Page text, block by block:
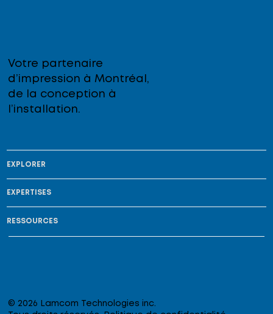
© 2026 Lamcom Technologies inc.
EXPLORER
EXPERTISES
RESSOURCES
Votre partenaire
d’impression à Montréal,
de la conception à
l’installation.